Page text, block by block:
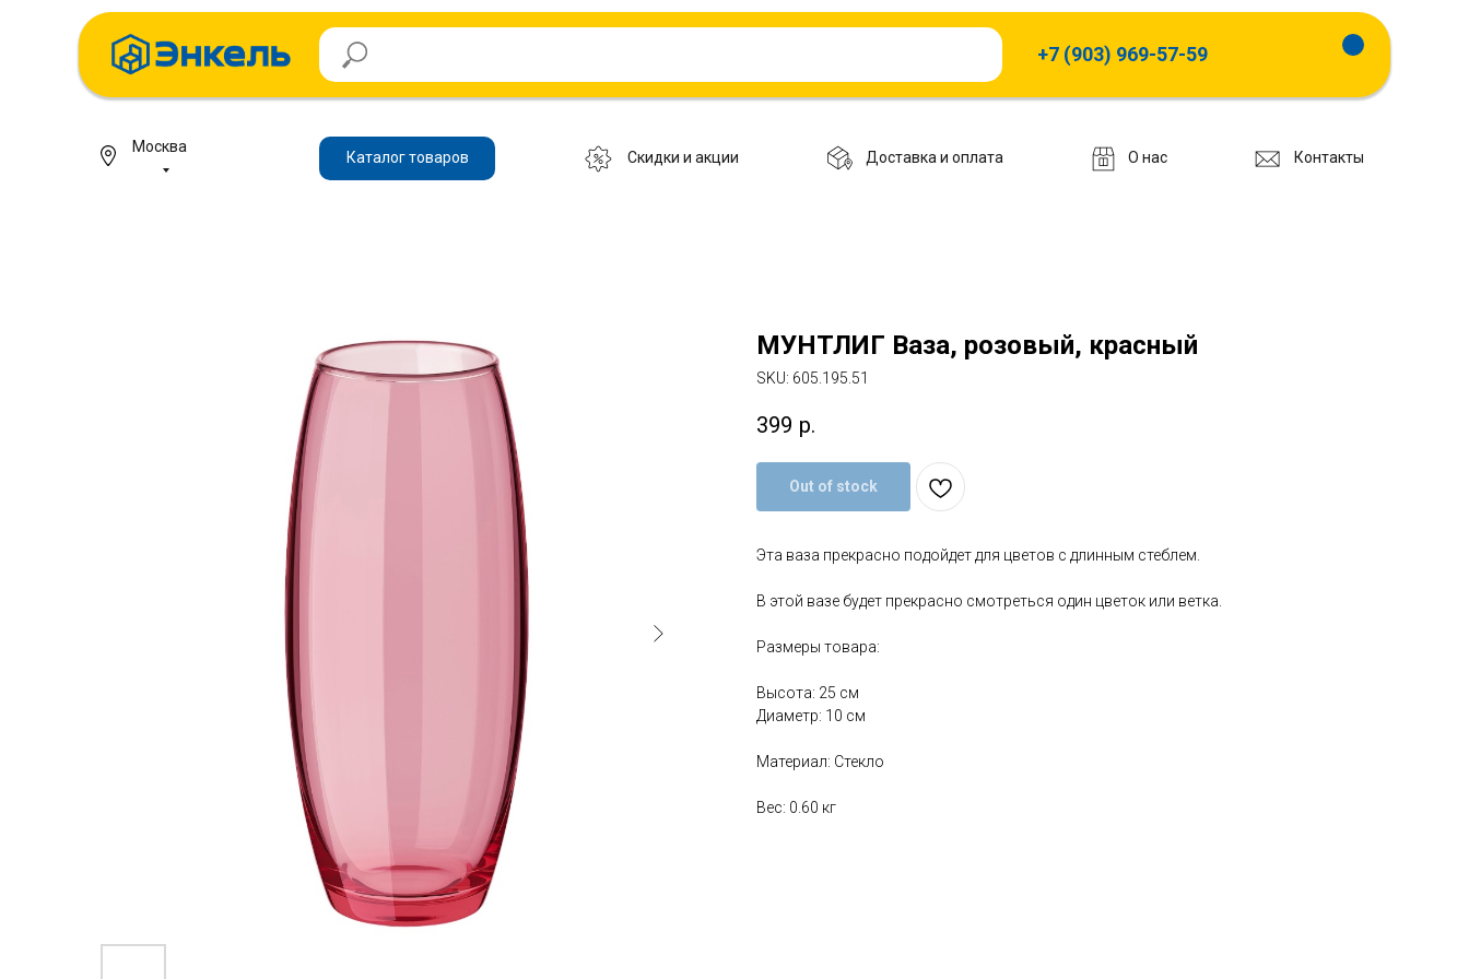
+7 (903) 969-57-59
Контакты
О нас
Доставка и оплата
Скидки и акции
Каталог товаров
Москва
МУНТЛИГ Ваза, розовый, красный
SKU: 605.195.51
399 р.
Out of stock
Эта ваза прекрасно подойдет для цветов с длинным стеблем.
В этой вазе будет прекрасно смотреться один цветок или ветка.
Размеры товара:
Высота: 25 см
Диаметр: 10 см
Материал: Стекло
Вес: 0.60 кг